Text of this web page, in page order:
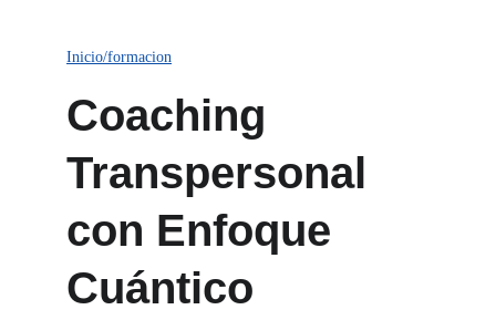
Coaching
Transpersonal
con Enfoque
Cuántico
Inicio/formacion